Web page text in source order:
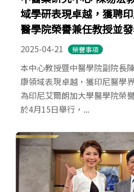
域學研表現卓越，獲聘
醫學院榮譽兼任教授並
2025-04-21 榮譽事項
本中心教授暨中醫學院副院長
康領域表現卓越，獲印尼醫學
為印尼艾爾朗加大學醫學院榮
於4月15日舉行，...